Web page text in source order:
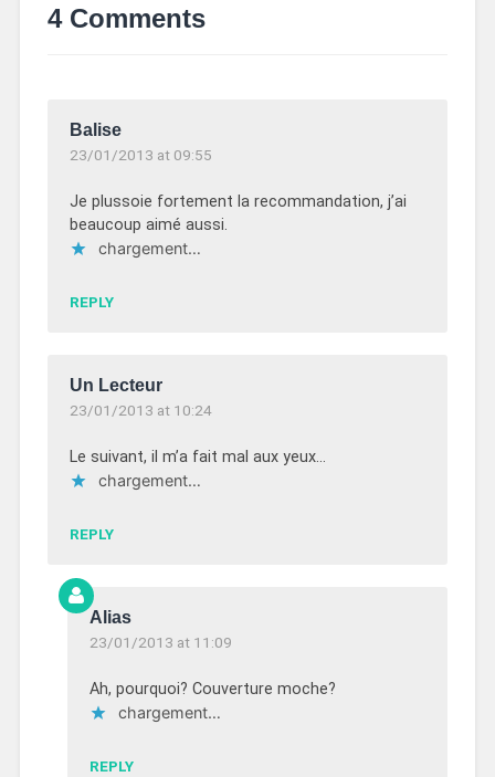
4 Comments
Balise
23/01/2013 at 09:55
Je plussoie fortement la recommandation, j’ai
beaucoup aimé aussi.
chargement…
REPLY
Un Lecteur
23/01/2013 at 10:24
Le suivant, il m’a fait mal aux yeux…
chargement…
REPLY
Alias
23/01/2013 at 11:09
Ah, pourquoi? Couverture moche?
chargement…
REPLY